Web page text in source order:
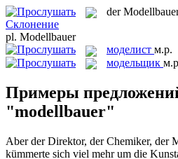
der
Склонение
pl. Modellbauer
моделист м.р.
модельщик
Примеры
"modellbauer"
Aber der Direktor, der Chemiker, der
kümmerte sich viel mehr um die